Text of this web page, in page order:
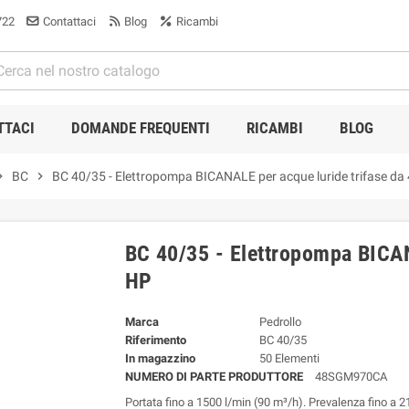
Contattaci Blog Ricambi
DOMANDE FREQUENTI RICAMBI BLOG
BC chevron_right BC 40/35 - Elettropompa BICANALE per acque luride trifase da
BC 40/35 - Elettropompa
HP
Marca
Pedrollo
Riferimento
BC 40/35
In magazzino
50 Elementi
NUMERO DI PARTE PRODUTTORE
48SGM970CA
Portata fino a 1500 l/min (90 m³/h). Prevalenza fino a